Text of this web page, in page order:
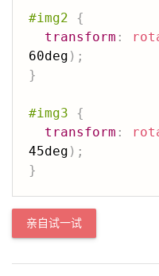
#img2
{
transform :
60deg ) ;
}
#img3
{
transform :
45deg ) ;
}
亲自试一试